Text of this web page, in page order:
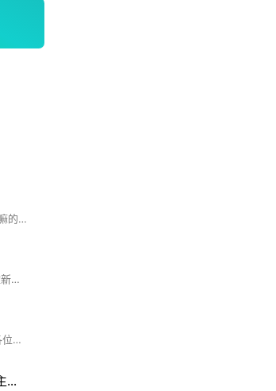
✨屬於WEAR寶的小天地✨ 「社群要幹嘛的呀⁉️」 「跟IG粉專哪裡不同⁉️」 ⭐️未來不定期會有新品連線 ⭐️新品連線早鳥優惠 ⭐️特殊限時優惠商品 ⭐️飾品/配件/小物選品連線 ⭐️斷貨商品快搶通知 ⭐️線上/門市特賣會公告 為了更即時近距離跟大家分享美美的衣服還有飾品小物 所以開放一個跟WEAR寶們的小空間 大家上班休息時間晚上睡前可以進來逛逛☺️ 有任何問題可以直接私訊官方LINE
加入的水水有以下福利😍搶先知道寶雅新品、群組限定折扣、群組獨賣商品💗為了良好的社群品質，請務必閱讀記事本內的版規，共同維護社群秩序。 #新品 #獨家 #美妝 #保養
塔主｜陳綾Celine師父🫶🏻 即將帶領各位大德們一起通往購物極樂世界🛍️😇 生前入塔，先享受美麗快樂✨ 請各位善信大德們注意⚠️ 尊守「分享善良」的最高契約原則！ 方可入內修行😇🙏🏻✨ 入塔規則： 🌟先追蹤塔主IG社群🔍 @chenlin__ 🌟發言良善&多多善用討論串溝通 🌟入塔後要保持快樂修行購物之心🛍️
非官方經營🐙丸子們🧡章魚🐙 ★主群+湊團群★ 最台的韓國人🇰🇷